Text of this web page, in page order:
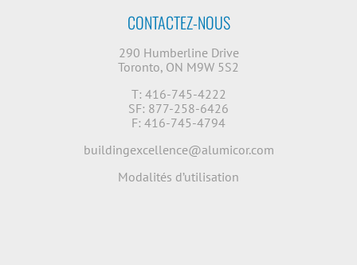
CONTACTEZ-NOUS
290 Humberline Drive
Toronto, ON M9W 5S2
T: 416-745-4222
SF: 877-258-6426
F: 416-745-4794
buildingexcellence@alumicor.com
Modalités d’utilisation